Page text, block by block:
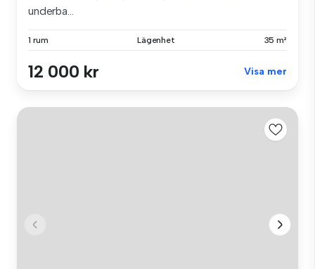
underba...
1 rum Lägenhet 35 m²
12 000 kr Visa mer